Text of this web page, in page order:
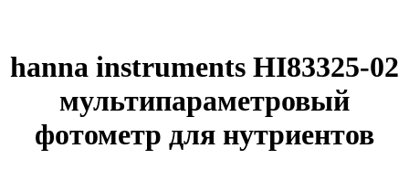
hanna instruments HI83325-02
мультипараметровый
фотометр для нутриентов